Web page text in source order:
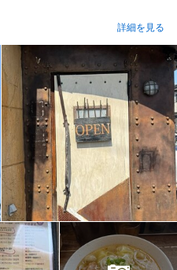
詳細を見る